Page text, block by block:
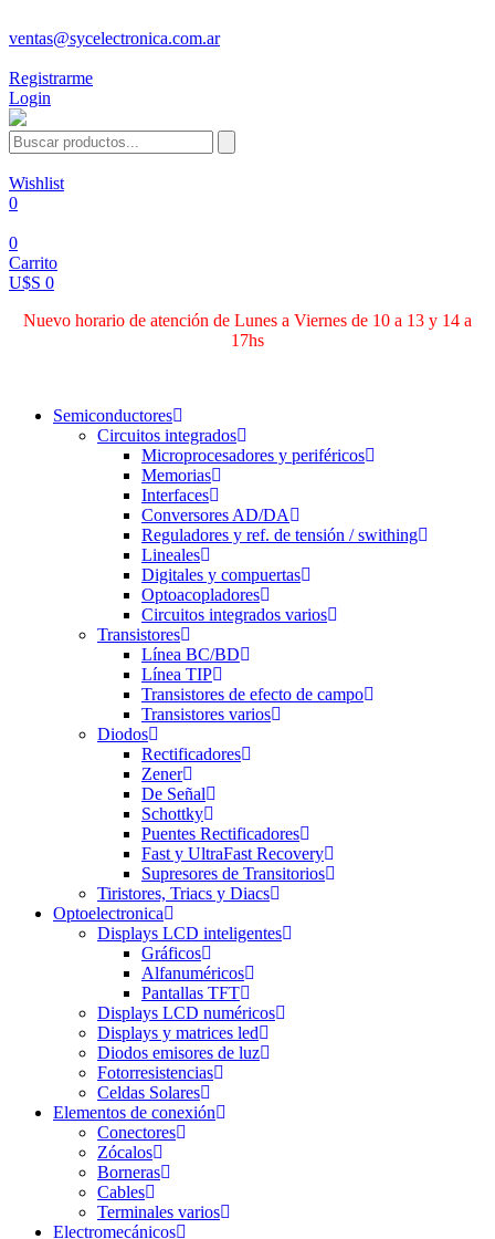
ventas@sycelectronica.com.ar
Registrarme
Login
Wishlist
0
0
Carrito
U$S 0
Nuevo horario de atención de Lunes a Viernes de 10 a 13 y 14 a
17hs
Semiconductores
Circuitos integrados
Microprocesadores y periféricos
Memorias
Interfaces
Conversores AD/DA
Reguladores y ref. de tensión / swithing
Lineales
Digitales y compuertas
Optoacopladores
Circuitos integrados varios
Transistores
Línea BC/BD
Línea TIP
Transistores de efecto de campo
Transistores varios
Diodos
Rectificadores
Zener
De Señal
Schottky
Puentes Rectificadores
Fast y UltraFast Recovery
Supresores de Transitorios
Tiristores, Triacs y Diacs
Optoelectronica
Displays LCD inteligentes
Gráficos
Alfanuméricos
Pantallas TFT
Displays LCD numéricos
Displays y matrices led
Diodos emisores de luz
Fotorresistencias
Celdas Solares
Elementos de conexión
Conectores
Zócalos
Borneras
Cables
Terminales varios
Electromecánicos